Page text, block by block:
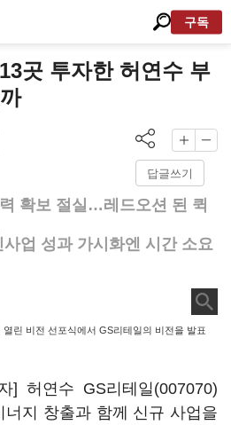
구독
곳 투자한 허연수 부
답글쓰기
확보 절실…레드오션 된 퀵
사업 성과 가시화엔 시간 소요
린 비전 선포식에서 GS리테일의 비전을 발표
] 허연수 GS리테일(007070)
지 창출과 함께 신규 사업을